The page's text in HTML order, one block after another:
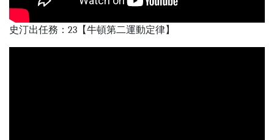
史汀出任務：23【牛頓第二運動定律】